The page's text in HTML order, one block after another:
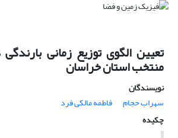
تعیین الگوی توزیع زمانی
منتخب استان خراسان
نویسندگان
سهراب حجام
فاطمه مالکی فرد
چکیده